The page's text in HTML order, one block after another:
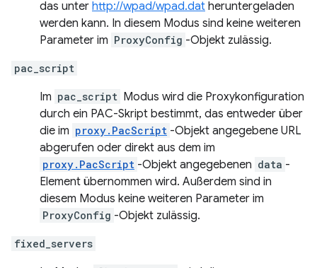
das unter http://wpad/wpad.dat heruntergeladen
werden kann. In diesem Modus sind keine weiteren
Parameter im ProxyConfig -Objekt zulässig.
pac_script
Im pac_script Modus wird die Proxykonfiguration
durch ein PAC-Skript bestimmt, das entweder über
die im proxy.PacScript -Objekt angegebene URL
abgerufen oder direkt aus dem im
proxy.PacScript -Objekt angegebenen data -
Element übernommen wird. Außerdem sind in
diesem Modus keine weiteren Parameter im
ProxyConfig -Objekt zulässig.
fixed_servers